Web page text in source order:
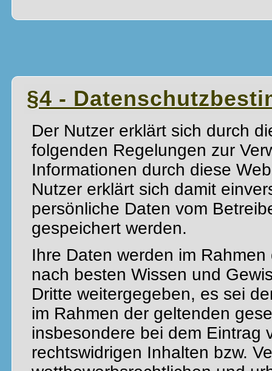
§4 -
Der Nutzer erklärt sich durch
folgenden Regelungen zur
Informationen durch diese
Nutzer erklärt sich damit
persönliche Daten vom
gespeichert werden.
Ihre Daten werden im
nach besten Wissen und
Dritte weitergegeben, es sei
im Rahmen der geltenden
insbesondere bei dem Eintrag
rechtswidrigen Inhalten bzw.